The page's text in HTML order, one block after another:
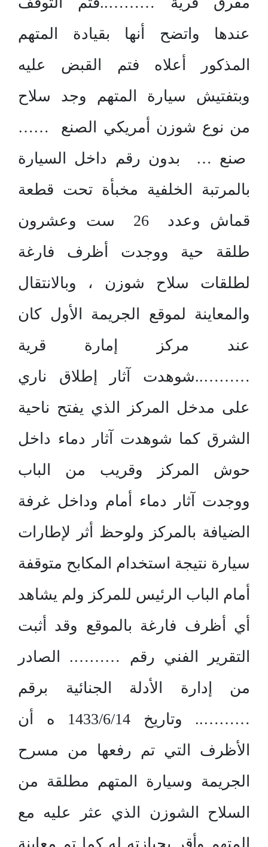
عندها واتضح أنها بقيادة المتهم
المذكور أعلاه فتم القبض عليه
وبتفتيش سيارة المتهم وجد سلاح
من نوع شوزن أمريكي الصنع ……
صنع … بدون رقم داخل السيارة
بالمرتبة الخلفية مخبأة تحت قطعة
قماش وعدد 26 ست وعشرون
طلقة حية ووجدت أظرف فارغة
لطلقات سلاح شوزن ، وبالانتقال
والمعاينة لموقع الجريمة الأول كان
عند مركز إمارة قرية
………..شوهدت آثار إطلاق ناري
على مدخل المركز الذي يفتح ناحية
الشرق كما شوهدت آثار دماء داخل
حوش المركز وقريب من الباب
ووجدت آثار دماء أمام وداخل غرفة
الضيافة بالمركز ولوحظ أثر لإطارات
سيارة نتيجة استخدام المكابح متوقفة
أمام الباب الرئيس للمركز ولم يشاهد
أي أظرف فارغة بالموقع وقد أثبت
التقرير الفني رقم ………. الصادر
من إدارة الأدلة الجنائية برقم
……….. وتاريخ 1433/6/14 ه أن
الأظرف التي تم رفعها من مسرح
الجريمة وسيارة المتهم مطلقة من
السلاح الشوزن الذي عثر عليه مع